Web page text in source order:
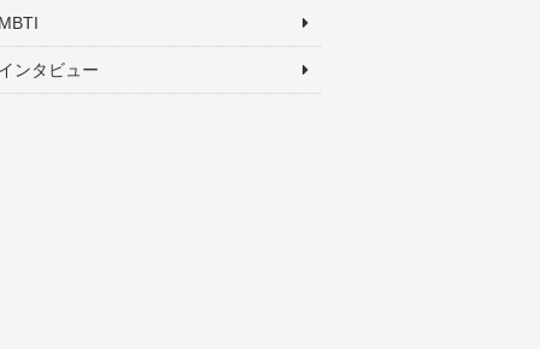
ンタビュー